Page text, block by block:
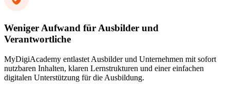
Weniger Aufwand für Ausbilder und
Verantwortliche
MyDigiAcademy entlastet Ausbilder und Unternehmen mit sofort
nutzbaren Inhalten, klaren Lernstrukturen und einer einfachen
digitalen Unterstützung für die Ausbildung.